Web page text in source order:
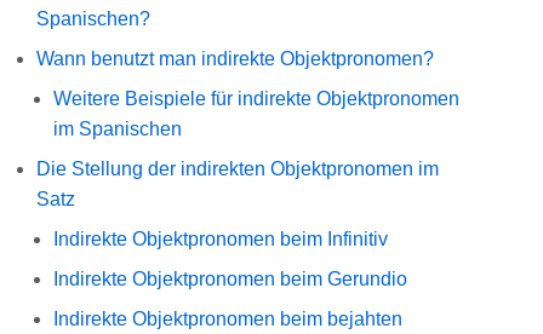
Spanischen?
Wann benutzt man indirekte Objektpronomen?
Weitere Beispiele für indirekte Objektpronomen
im Spanischen
Die Stellung der indirekten Objektpronomen im
Satz
Indirekte Objektpronomen beim Infinitiv
Indirekte Objektpronomen beim Gerundio
Indirekte Objektpronomen beim bejahten